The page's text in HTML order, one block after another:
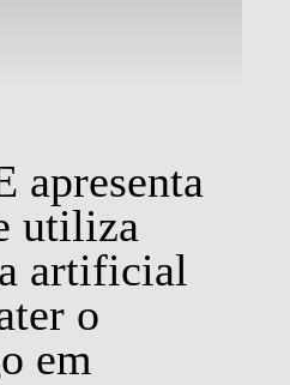
apresenta
utiliza
artificial
o
em